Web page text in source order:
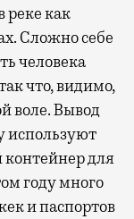
реке как
Сложно себе
человека
что, видимо,
воле. Вывод
для
году много
и паспортов